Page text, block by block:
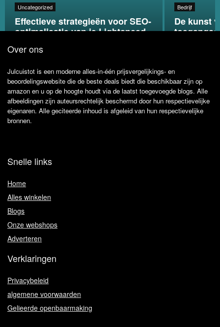
Uncategorized
Effectieve strategieën voor SEO-
optimalisatie van je Lightspeed
Bedrijf
De kunst
Over ons
Julcuistot is een moderne alles-in-één prijsvergelijkings- en
beoordelingswebsite die de beste deals biedt die beschikbaar zijn op
amazon en u op de hoogte houdt via de laatst toegevoegde blogs. Alle
afbeeldingen zijn auteursrechtelijk beschermd door hun respectievelijke
eigenaren. Alle geciteerde inhoud is afgeleid van hun respectievelijke
bronnen.
Snelle links
Home
Alles winkelen
Blogs
Onze webshops
Adverteren
Verklaringen
Privacybeleid
algemene voorwaarden
Gelieerde openbaarmaking